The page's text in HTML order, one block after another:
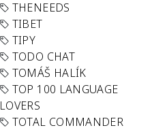
THENEEDS
TIBET
TIPY
TODO CHAT
TOMÁŠ HALÍK
TOP 100 LANGUAGE
LOVERS
TOTAL COMMANDER